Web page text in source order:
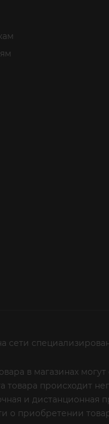
сети
в магазинах
товара происходит
и дистанционная
о приобретении